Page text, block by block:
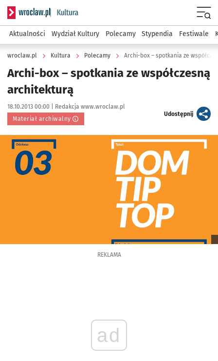
Serwis informacyjny wroclaw.pl podserwis: Kultura
Aktualności Wydział Kultury Polecamy Stypendia Festiwale
wroclaw.pl Kultura Polecamy Archi-box – spotkania ze
Archi-box – spotkania ze współczesną
architekturą
Data publikacji:
18.10.2013 00:00 | Autor:
Redakcja www.wroclaw.pl
Materiał archiwalny
Udostępnijartykuł
Kliknij, aby powiększyć
REKLAMA
ad